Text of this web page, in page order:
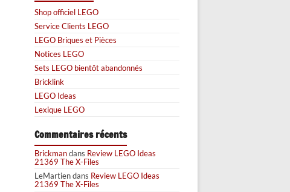
Shop officiel LEGO
Service Clients LEGO
LEGO Briques et Pièces
Notices LEGO
Sets LEGO bientôt abandonnés
Bricklink
LEGO Ideas
Lexique LEGO
Commentaires récents
Brickmandans Review LEGO Ideas
21369 The X-Files
LeMartiendans Review LEGO Ideas
21369 The X-Files